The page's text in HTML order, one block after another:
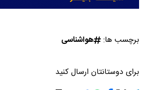
برچسب ها: هواشناسی
برای دوستانتان ارسال کنید